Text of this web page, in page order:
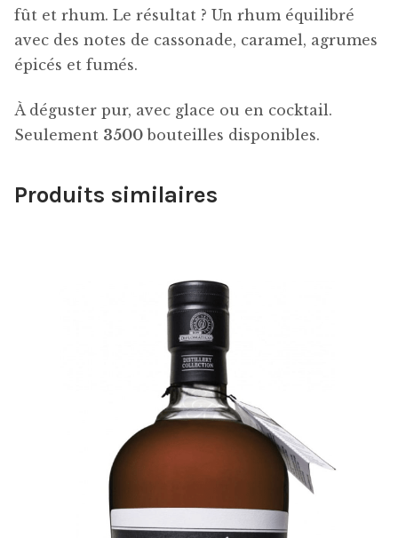
fût et rhum. Le résultat ? Un rhum équilibré
avec des notes de cassonade, caramel, agrumes
épicés et fumés.
À déguster pur, avec glace ou en cocktail.
Seulement 3500 bouteilles disponibles.
Produits similaires